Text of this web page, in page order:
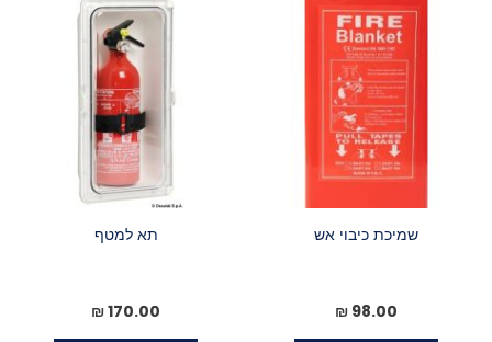
שמיכת כיבוי אש
98.00 ₪
תא למטף
170.00 ₪